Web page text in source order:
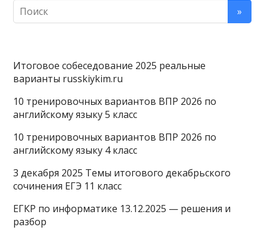
Итоговое собеседование 2025 реальные
варианты russkiykim.ru
10 тренировочных вариантов ВПР 2026 по
английскому языку 5 класс
10 тренировочных вариантов ВПР 2026 по
английскому языку 4 класс
3 декабря 2025 Темы итогового декабрьского
сочинения ЕГЭ 11 класс
ЕГКР по информатике 13.12.2025 — решения и
разбор